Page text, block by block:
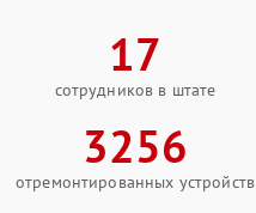
17
сотрудников в штате
3256
отремонтированных устройств